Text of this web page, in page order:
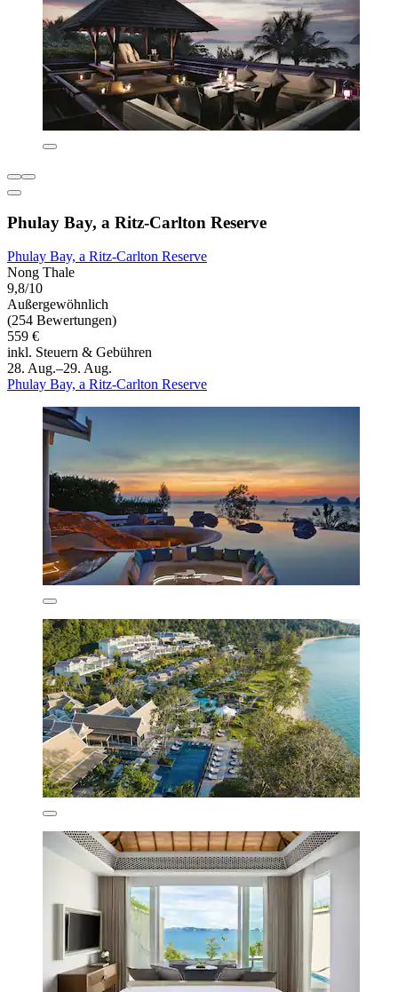
Phulay Bay, a Ritz-Carlton Reserve
Phulay Bay, a Ritz-Carlton Reserve
Nong Thale
9,8/10
Außergewöhnlich
(254 Bewertungen)
559 €
inkl. Steuern & Gebühren
28. Aug.–29. Aug.
Phulay Bay, a Ritz-Carlton Reserve